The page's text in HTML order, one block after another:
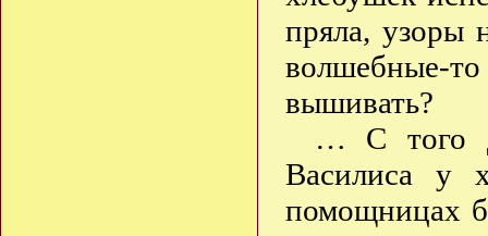
пряла,
волшебные-
вышивать?
… С того
Василиса у
помощницах